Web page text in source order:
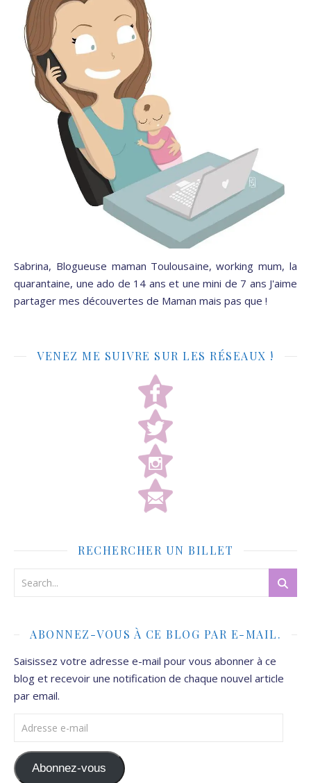
Sabrina, Blogueuse maman Toulousaine, working mum, la
quarantaine, une ado de 14 ans et une mini de 7 ans J'aime
partager mes découvertes de Maman mais pas que !
VENEZ ME SUIVRE SUR LES RÉSEAUX !
RECHERCHER UN BILLET
ABONNEZ-VOUS À CE BLOG PAR E-MAIL.
Saisissez votre adresse e-mail pour vous abonner à ce
blog et recevoir une notification de chaque nouvel article
par email.
Adresse e-mail
Abonnez-vous